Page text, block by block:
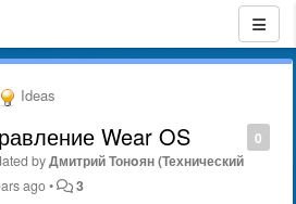
Ideas
0
Wear OS
byДмитрий Тонoян (Технический
ago• 3